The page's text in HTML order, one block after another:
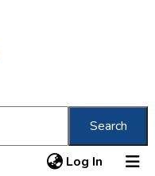
Search
Log In (current)